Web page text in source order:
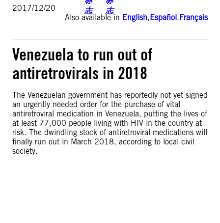
2017/12/20
Also available in English,Español,Français
Venezuela to run out of
antiretrovirals in 2018
The Venezuelan government has reportedly not yet signed
an urgently needed order for the purchase of vital
antiretroviral medication in Venezuela, putting the lives of
at least 77,000 people living with HIV in the country at
risk. The dwindling stock of antiretroviral medications will
finally run out in March 2018, according to local civil
society.